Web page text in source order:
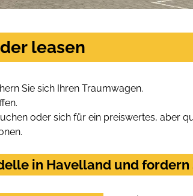
leasen
Sie sich Ihren Traumwagen.
oder sich für ein preiswertes, aber
in Havelland und fordern